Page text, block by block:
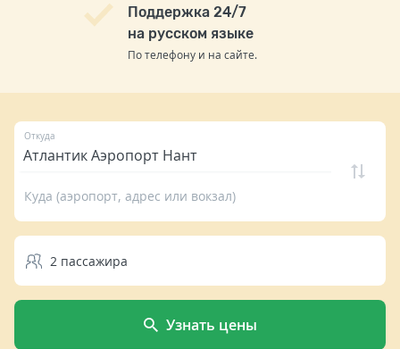
Поддержка 24/7
на русском языке
По телефону и на сайте.
Откуда
Куда (аэропорт, адрес или вокзал)
2 пассажира
Узнать цены